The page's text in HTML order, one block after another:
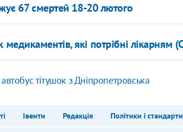
67 смертей 18-20 лютого
медикаментів, які потрібні лікарням
тітушок з Дніпропетровська
Івенти Редакція Політики і стандарти